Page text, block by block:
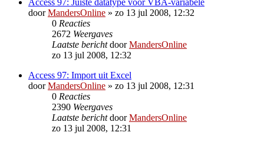
doorMandersOnline » zo 13 jul 2008, 12:32
0 Reacties
2672 Weergaves
Laatste berichtdoorMandersOnline
zo 13 jul 2008, 12:32
Access 97: Import uit Excel
doorMandersOnline » zo 13 jul 2008, 12:31
0 Reacties
2390 Weergaves
Laatste berichtdoorMandersOnline
zo 13 jul 2008, 12:31